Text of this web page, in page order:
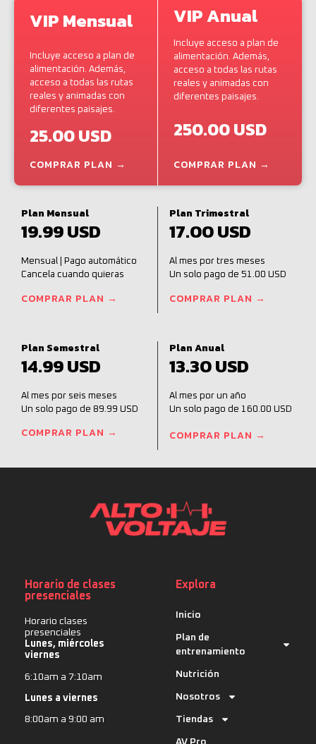
VIP Mensual
Incluye acceso a plan de
alimentación. Además,
acceso a todas las rutas
reales y animadas con
diferentes paisajes.
25.00 USD
COMPRAR PLAN →
VIP Anual
Incluye acceso a plan de
alimentación. Además,
acceso a todas las rutas
reales y animadas con
diferentes paisajes.
250.00 USD
COMPRAR PLAN →
Plan Mensual
19.99 USD
Mensual | Pago automático
Cancela cuando quieras
COMPRAR PLAN →
Plan Trimestral
17.00 USD
Al mes por tres meses
Un solo pago de 51.00 USD
COMPRAR PLAN →
Plan Semestral
14.99 USD
Al mes por seis meses
Un solo pago de 89.99 USD
COMPRAR PLAN →
Plan Anual
13.30 USD
Al mes por un año
Un solo pago de 160.00 USD
COMPRAR PLAN →
Horario de clases
presenciales
Horario clases
presenciales
Lunes, miércoles
viernes
6:10am a 7:10am
Lunes a viernes
8:00am a 9:00 am
Explora
Inicio
Plan de
entrenamiento
Nutrición
Nosotros
Tiendas